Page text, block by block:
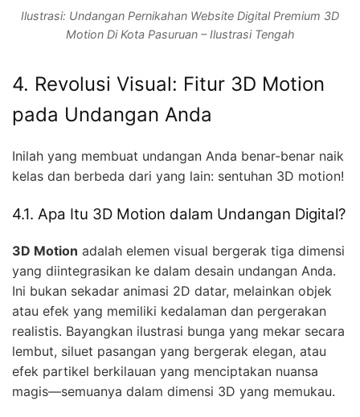
Ilustrasi: Undangan Pernikahan Website Digital Premium 3D
Motion Di Kota Pasuruan – Ilustrasi Tengah
4. Revolusi Visual: Fitur 3D Motion
pada Undangan Anda
Inilah yang membuat undangan Anda benar-benar naik
kelas dan berbeda dari yang lain: sentuhan 3D motion!
4.1. Apa Itu 3D Motion dalam Undangan Digital?
3D Motion adalah elemen visual bergerak tiga dimensi
yang diintegrasikan ke dalam desain undangan Anda.
Ini bukan sekadar animasi 2D datar, melainkan objek
atau efek yang memiliki kedalaman dan pergerakan
realistis. Bayangkan ilustrasi bunga yang mekar secara
lembut, siluet pasangan yang bergerak elegan, atau
efek partikel berkilauan yang menciptakan nuansa
magis—semuanya dalam dimensi 3D yang memukau.